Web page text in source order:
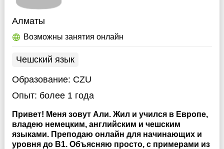
Алматы
Возможны занятия онлайн
Чешский язык
Образование: CZU
Опыт: более 1 года
Привет! Меня зовут Али. Жил и учился в Европе,
владею немецким, английским и чешским
языками. Преподаю онлайн для начинающих и
уровня до B1. Объясняю просто, с примерами из